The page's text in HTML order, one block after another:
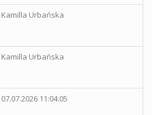
Kamilla Urbańska
Kamilla Urbańska
07.07.2026 11:04:05